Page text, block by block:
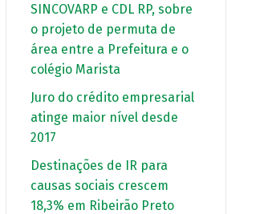
SINCOVARP e CDL RP, sobre
o projeto de permuta de
área entre a Prefeitura e o
colégio Marista
Juro do crédito empresarial
atinge maior nível desde
2017
Destinações de IR para
causas sociais crescem
18,3% em Ribeirão Preto